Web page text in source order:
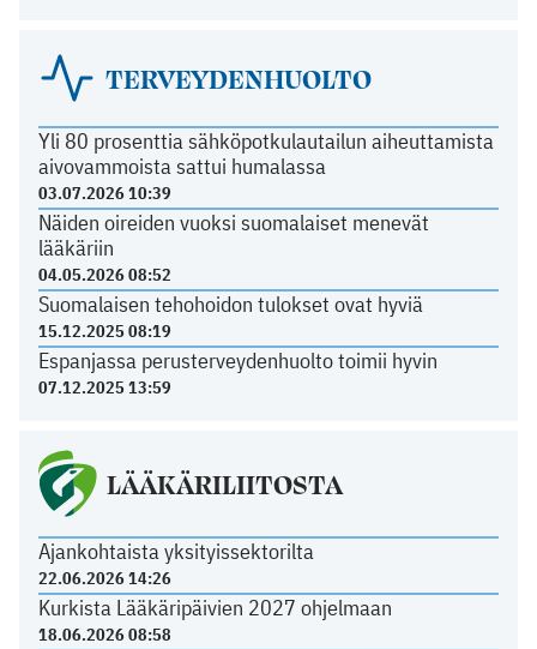
TERVEYDENHUOLTO
Yli 80 prosenttia sähköpotkulautailun aiheuttamista
aivovammoista sattui humalassa
03.07.2026 10:39
Näiden oireiden vuoksi suomalaiset menevät
lääkäriin
04.05.2026 08:52
Suomalaisen tehohoidon tulokset ovat hyviä
15.12.2025 08:19
Espanjassa perusterveydenhuolto toimii hyvin
07.12.2025 13:59
LÄÄKÄRILIITOSTA
Ajankohtaista yksityissektorilta
22.06.2026 14:26
Kurkista Lääkäripäivien 2027 ohjelmaan
18.06.2026 08:58